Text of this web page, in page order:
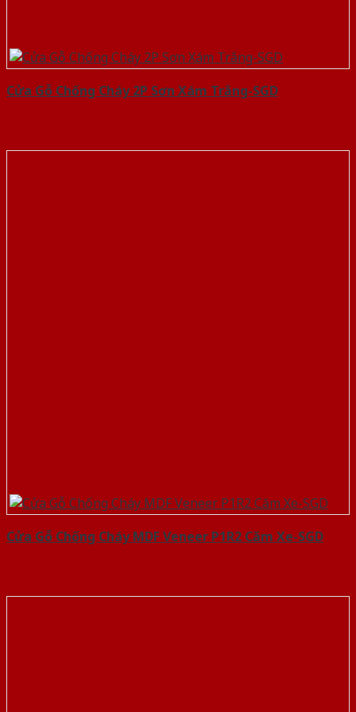
Cửa Gỗ Chống Cháy 2P Sơn Xám Trắng-SGD
Cửa Gỗ Chống Cháy MDF Veneer P1R2 Căm Xe-SGD